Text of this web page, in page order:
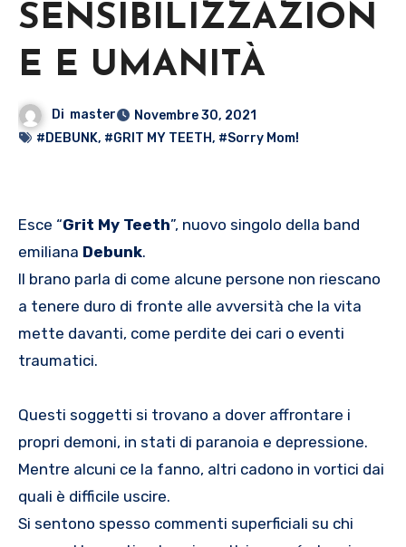
SENSIBILIZZAZION
E E UMANITÀ
Di master
Novembre 30, 2021
#DEBUNK, #GRIT MY TEETH, #Sorry Mom!
Esce “Grit My Teeth”, nuovo singolo della band
emiliana Debunk.
Il brano parla di come alcune persone non riescano
a tenere duro di fronte alle avversità che la vita
mette davanti, come perdite dei cari o eventi
traumatici.
Questi soggetti si trovano a dover affrontare i
propri demoni, in stati di paranoia e depressione.
Mentre alcuni ce la fanno, altri cadono in vortici dai
quali è difficile uscire.
Si sentono spesso commenti superficiali su chi